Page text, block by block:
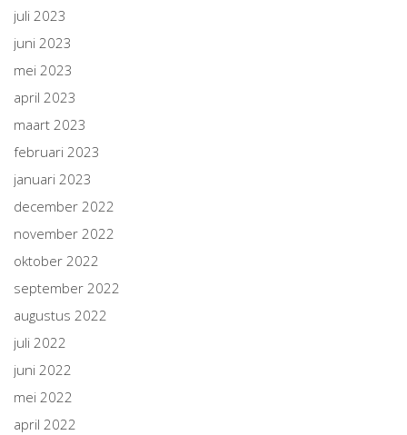
juli 2023
juni 2023
mei 2023
april 2023
maart 2023
februari 2023
januari 2023
december 2022
november 2022
oktober 2022
september 2022
augustus 2022
juli 2022
juni 2022
mei 2022
april 2022